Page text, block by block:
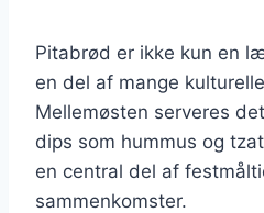
Pitabrød er ikke kun en
en del af mange
Mellemøsten serveres
dips som hummus og
en central del af
sammenkomster.